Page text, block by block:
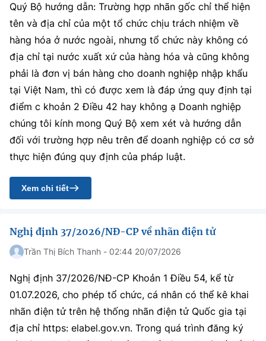
Quý Bộ hướng dẫn: Trường hợp nhãn gốc chỉ thể hiện
tên và địa chỉ của một tổ chức chịu trách nhiệm về
hàng hóa ở nước ngoài, nhưng tổ chức này không có
địa chỉ tại nước xuất xứ của hàng hóa và cũng không
phải là đơn vị bán hàng cho doanh nghiệp nhập khẩu
tại Việt Nam, thì có được xem là đáp ứng quy định tại
điểm c khoản 2 Điều 42 hay không ạ Doanh nghiệp
chúng tôi kính mong Quý Bộ xem xét và hướng dẫn
đối với trường hợp nêu trên để doanh nghiệp có cơ sở
thực hiện đúng quy định của pháp luật.
Xem chi tiết
Nghị định 37/2026/NĐ-CP về nhãn điện tử
Trần Thị Bích Thanh - 02:44 20/07/2026
Nghị định 37/2026/NĐ-CP Khoản 1 Điều 54, kể từ
01.07.2026, cho phép tổ chức, cá nhân có thể kê khai
nhãn điện tử trên hệ thống nhãn điện tử Quốc gia tại
địa chỉ https: elabel.gov.vn. Trong quá trình đăng ký